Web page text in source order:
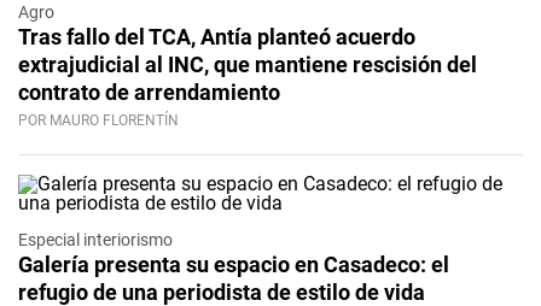
Agro
Tras fallo del TCA, Antía planteó acuerdo
extrajudicial al INC, que mantiene rescisión del
contrato de arrendamiento
POR MAURO FLORENTÍN
Especial interiorismo
Galería presenta su espacio en Casadeco: el
refugio de una periodista de estilo de vida